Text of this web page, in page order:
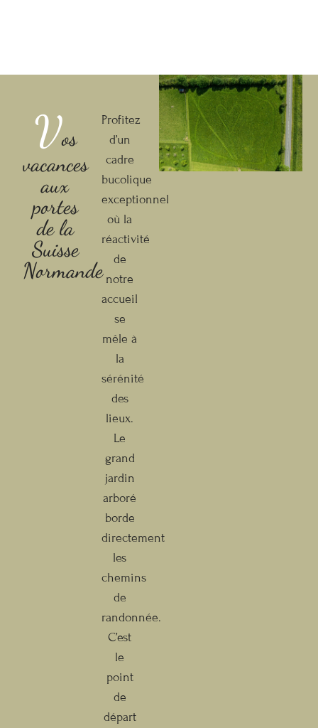
Vos
vacances
aux
portes
de la
Suisse
Normande
Profitez
d’un
cadre
bucolique
exceptionnel
où la
réactivité
de
notre
accueil
se
mêle à
la
sérénité
des
lieux.
Le
grand
jardin
arboré
borde
directement
les
chemins
de
randonnée.
C’est
le
point
de
départ